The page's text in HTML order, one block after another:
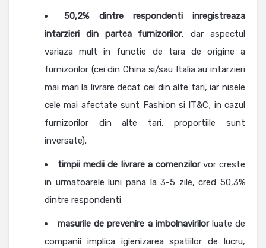
50,2% dintre respondenti inregistreaza
intarzieri din partea furnizorilor, dar aspectul
variaza mult in functie de tara de origine a
furnizorilor (cei din China si/sau Italia au intarzieri
mai mari la livrare decat cei din alte tari, iar nisele
cele mai afectate sunt Fashion si IT&C; in cazul
furnizorilor din alte tari, proportiile sunt
inversate).
timpii medii de livrare a comenzilorvor creste
in urmatoarele luni pana la 3-5 zile, cred 50,3%
dintre respondenti
masurile de prevenire a imbolnavirilorluate de
companii implica igienizarea spatiilor de lucru,